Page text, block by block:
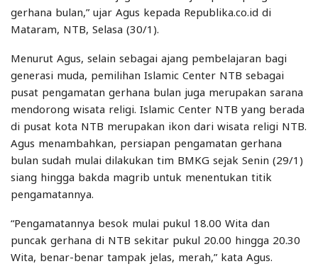
gerhana bulan,” ujar Agus kepada Republika.co.id di
Mataram, NTB, Selasa (30/1).
Menurut Agus, selain sebagai ajang pembelajaran bagi
generasi muda, pemilihan Islamic Center NTB sebagai
pusat pengamatan gerhana bulan juga merupakan sarana
mendorong wisata religi. Islamic Center NTB yang berada
di pusat kota NTB merupakan ikon dari wisata religi NTB.
Agus menambahkan, persiapan pengamatan gerhana
bulan sudah mulai dilakukan tim BMKG sejak Senin (29/1)
siang hingga bakda magrib untuk menentukan titik
pengamatannya.
“Pengamatannya besok mulai pukul 18.00 Wita dan
puncak gerhana di NTB sekitar pukul 20.00 hingga 20.30
Wita, benar-benar tampak jelas, merah,” kata Agus.